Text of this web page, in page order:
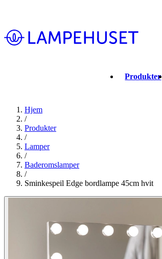
Produkter
Hjem
/
Produkter
/
Lamper
/
Baderomslamper
/
Sminkespeil Edge bordlampe 45cm hvit